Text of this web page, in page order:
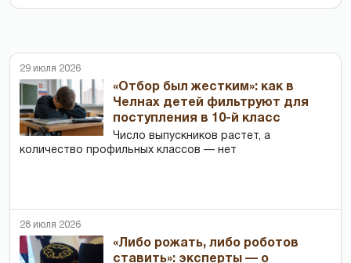
29 июля 2026
«Отбор был жестким»: как в
Челнах детей фильтруют для
поступления в 10-й класс
Число выпускников растет, а
количество профильных классов — нет
28 июля 2026
«Либо рожать, либо роботов
ставить»: эксперты — о